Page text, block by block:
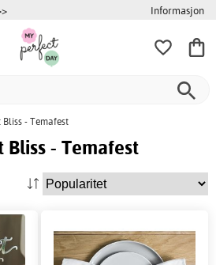
Informasjon
- Temafest
Bliss - Temafest